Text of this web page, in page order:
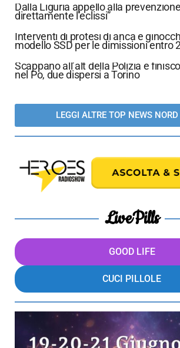
Dalla Liguria appello alla
direttamente l’eclissi”
Interventi di protesi di anca e
modello SSD per le dimissioni entro
Scappano all’alt della Polizia e
nel Po, due dispersi a Torino
LEGGI ALTRE TOP NEWS
LivePills
GOOD LIFE
CUCI PILLOLE